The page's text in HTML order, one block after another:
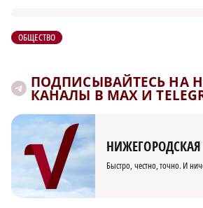
ОБЩЕСТВО
ПОДПИСЫВАЙТЕСЬ НА
КАНАЛЫ В MAX И
Быстро, честно, точно. И